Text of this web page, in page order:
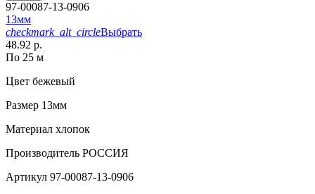
97-00087-13-0906
13мм
checkmark_alt_circleВыбрать
48.92 р.
По 25 м
Цвет бежевый
Размер 13мм
Материал хлопок
Производитель РОССИЯ
Артикул 97-00087-13-0906